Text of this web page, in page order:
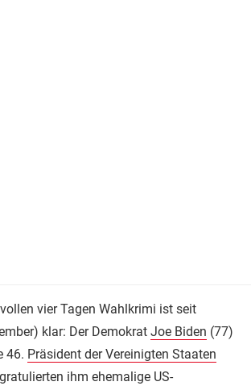
vier Tagen Wahlkrimi ist seit
klar: Der Demokrat Joe Biden (77)
46. Präsident der Vereinigten Staaten
ihm ehemalige US-